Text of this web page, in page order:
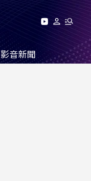
影音新聞